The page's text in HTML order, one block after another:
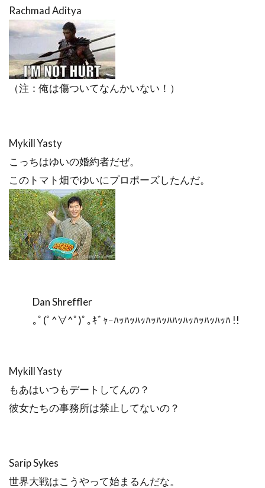
Rachmad Aditya
（注：俺は傷ついてなんかいない！）
Mykill Yasty
こっちはゆいの婚約者だぜ。
このトマト畑でゆいにプロポーズしたんだ。
Dan Shreffler
｡ﾟ(ﾟ^∀^ﾟ)ﾟ｡ｷﾞｬｰﾊｯﾊｯﾊｯﾊｯﾊｯﾊﾊｯﾊｯﾊｯﾊｯﾊｯﾊ !!
Mykill Yasty
もあはいつもデートしてんの？
彼女たちの事務所は禁止してないの？
Sarip Sykes
世界大戦はこうやって始まるんだな。